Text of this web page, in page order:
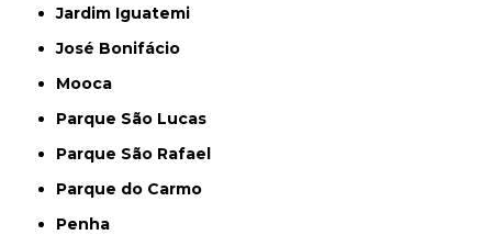
Jardim Iguatemi
José Bonifácio
Mooca
Parque São Lucas
Parque São Rafael
Parque do Carmo
Penha